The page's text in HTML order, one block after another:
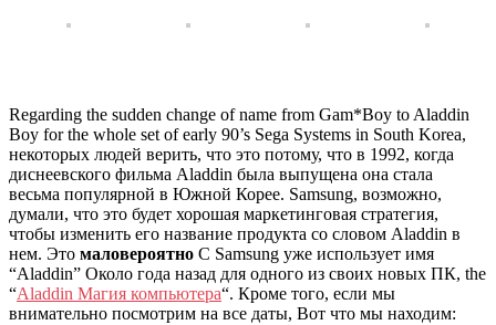
Regarding the sudden change of name from Gam*Boy to Aladdin
Boy for the whole set of early 90’s Sega Systems in South Korea,
некоторых людей верить, что это потому, что в 1992, когда
диснеевского фильма Aladdin была выпущена она стала
весьма популярной в Южной Корее. Samsung, возможно,
думали, что это будет хорошая маркетинговая стратегия,
чтобы изменить его название продукта со словом Aladdin в
нем. Это маловероятно С Samsung уже использует имя
“Aladdin” Около года назад для одного из своих новых ПК, the
“Aladdin Магия компьютера“. Кроме того, если мы
внимательно посмотрим на все даты, Вот что мы находим: